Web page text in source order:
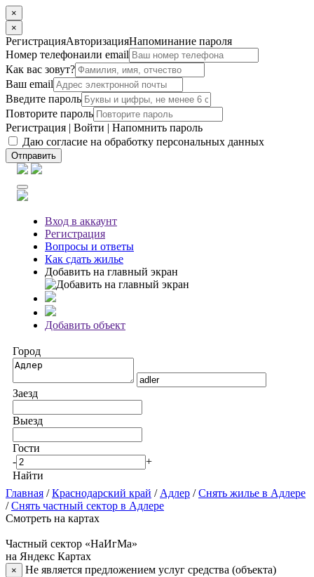
×
×
РегистрацияАвторизацияНапоминание пароля
Номер телефонаили email
Как вас зовут?
Ваш email
Введите пароль
Повторите пароль
Регистрация | Войти | Напомнить пароль
Даю согласие на обработку персональных данных
Отправить
Вход в аккаунт
Регистрация
Вопросы и ответы
Как сдать жилье
Добавить на главный экран
Добавить объект
Город
Заезд
Выезд
Гости
-
+
Найти
Главная /Краснодарский край / Адлер /Снять жилье в Адлере
/Снять частный сектор в Адлере
Смотреть на картах
Частный сектор «НаИгМа»
на Яндекс Картах
×
Не является предложением услуг средства (объекта)